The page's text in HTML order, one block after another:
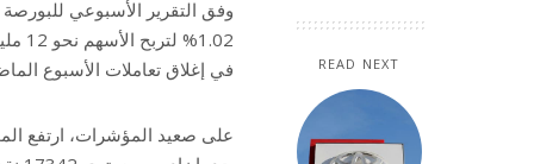
READ NEXT
وفق التقرير الأسبوعي
في إغلاق تعاملات الأسبوع الماضي، إلى نحو 1180 مليار جنيه في